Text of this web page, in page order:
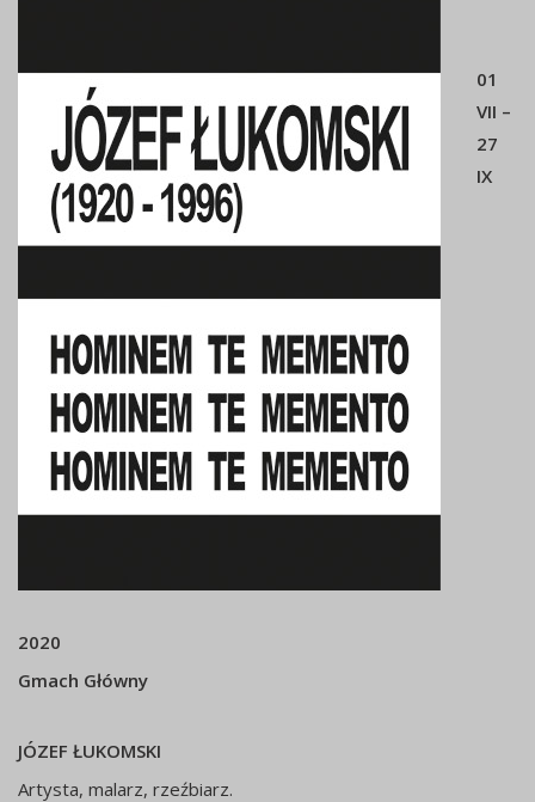
01
VII –
27
IX
2020
Gmach Główny
JÓZEF ŁUKOMSKI
Artysta, malarz, rzeźbiarz.